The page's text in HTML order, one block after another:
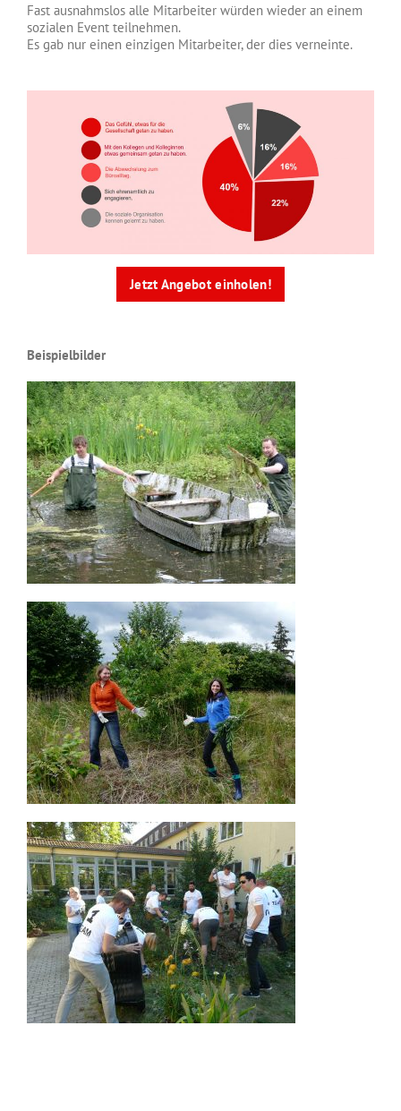
Fast ausnahmslos alle Mitarbeiter würden wieder an einem
sozialen Event teilnehmen.
Es gab nur einen einzigen Mitarbeiter, der dies verneinte.
Jetzt Angebot einholen!
Beispielbilder